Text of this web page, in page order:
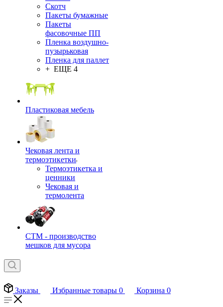
Скотч
Пакеты бумажные
Пакеты
фасовочные ПП
Пленка воздушно-
пузырьковая
Пленка для паллет
+ ЕЩЕ 4
Пластиковая мебель
Чековая лента и
термоэтикетки
Термоэтикетка и
ценники
Чековая и
термолента
СТМ - производство
мешков для мусора
Заказы Избранные товары 0 Корзина 0